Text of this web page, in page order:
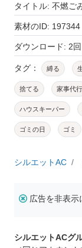
タイトル: 不燃ご
素材のID: 197344
ダウンロード: 2回
タグ： 縛る
捨てる 家事代行
ハウスキーパー
ゴミの日 ゴミ
シルエットAC
広告を非表示
シルエットACグ